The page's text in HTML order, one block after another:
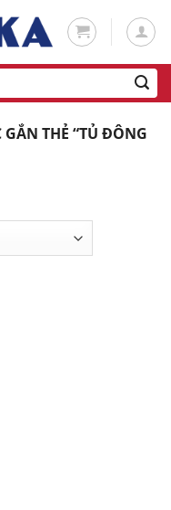
THẺ “TỦ ĐÔNG